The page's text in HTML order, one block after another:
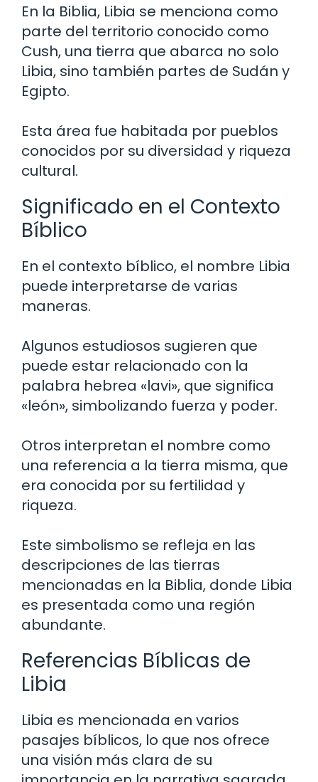
En la Biblia, Libia se menciona como
parte del territorio conocido como
Cush, una tierra que abarca no solo
Libia, sino también partes de Sudán y
Egipto.
Esta área fue habitada por pueblos
conocidos por su diversidad y riqueza
cultural.
Significado en el Contexto
Bíblico
En el contexto bíblico, el nombre Libia
puede interpretarse de varias
maneras.
Algunos estudiosos sugieren que
puede estar relacionado con la
palabra hebrea «lavi», que significa
«león», simbolizando fuerza y poder.
Otros interpretan el nombre como
una referencia a la tierra misma, que
era conocida por su fertilidad y
riqueza.
Este simbolismo se refleja en las
descripciones de las tierras
mencionadas en la Biblia, donde Libia
es presentada como una región
abundante.
Referencias Bíblicas de
Libia
Libia es mencionada en varios
pasajes bíblicos, lo que nos ofrece
una visión más clara de su